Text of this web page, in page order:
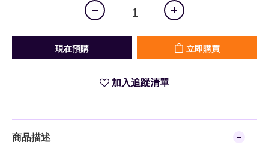
現在預購 立即購買
加入追蹤清單
商品描述